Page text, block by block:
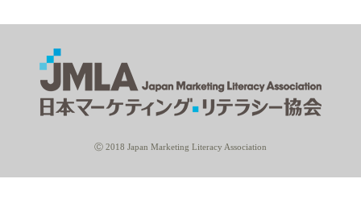
Ⓒ 2018 Japan Marketing Literacy Association